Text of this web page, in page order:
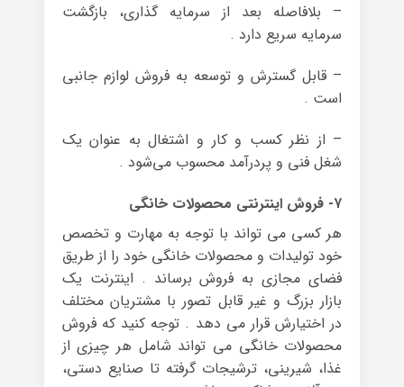
– بلافاصله بعد از سرمایه گذاری، بازگشت
سرمایه سریع دارد .
– قابل گسترش و توسعه به فروش لوازم جانبی
است .
– از نظر کسب و کار و اشتغال به عنوان یک
شغل فنی و پردرآمد محسوب می‌شود .
۷- فروش اینترنتی محصولات خانگی
هر کسی می تواند با توجه به مهارت و تخصص
خود تولیدات و محصولات خانگی خود را از طریق
فضای مجازی به فروش برساند . اینترنت یک
بازار بزرگ و غیر قابل تصور با مشتریان مختلف
در اختیارش قرار می دهد . توجه کنید که فروش
محصولات خانگی می تواند شامل هر چیزی از
غذا، شیرینی، ترشیجات گرفته تا صنایع دستی،